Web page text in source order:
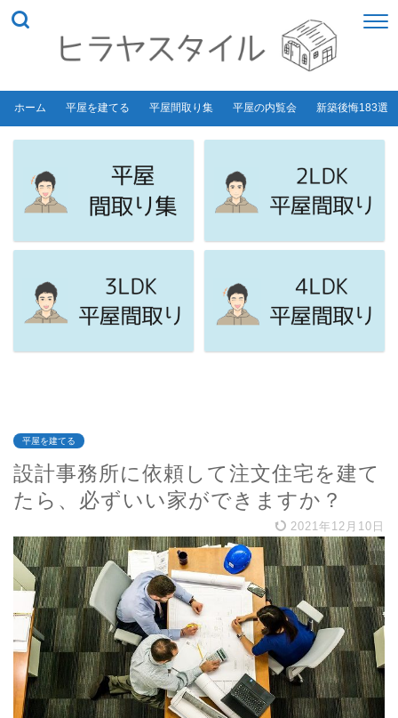
ホーム 平屋を建てる 平屋間取り集 平屋の内覧会 新築後悔183選
平屋を建てる
設計事務所に依頼して注文住宅を建て
たら、必ずいい家ができますか？
2021年12月10日